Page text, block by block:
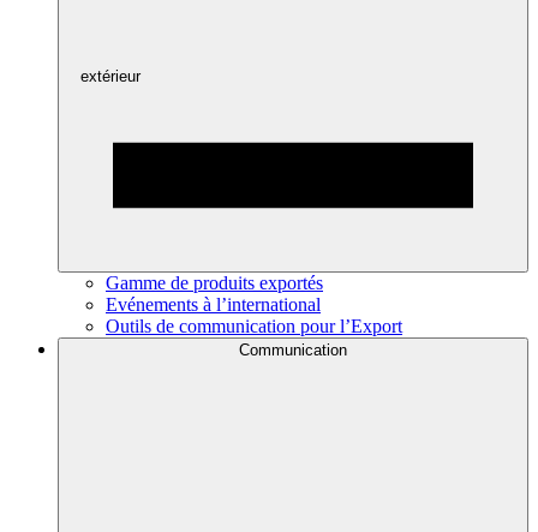
extérieur
Gamme de produits exportés
Evénements à l’international
Outils de communication pour l’Export
Communication